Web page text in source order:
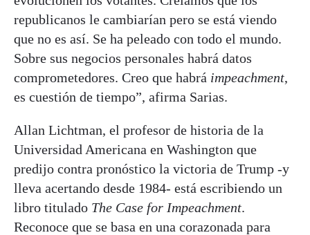
republicanos le cambiarían pero se está viendo
que no es así. Se ha peleado con todo el mundo.
Sobre sus negocios personales habrá datos
comprometedores. Creo que habrá impeachment,
es cuestión de tiempo”, afirma Sarias.
Allan Lichtman, el profesor de historia de la
Universidad Americana en Washington que
predijo contra pronóstico la victoria de Trump -y
lleva acertando desde 1984- está escribiendo un
libro titulado The Case for Impeachment.
Reconoce que se basa en una corazonada para